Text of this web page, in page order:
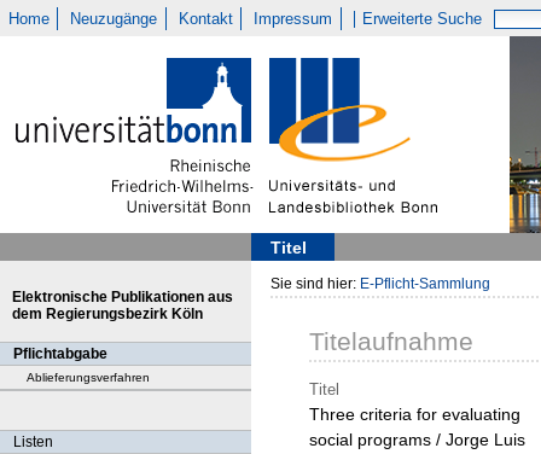
Home Neuzugänge Kontakt Impressum Erweiterte Suche
Titel
Elektronische Publikationen aus
dem Regierungsbezirk Köln
Pflichtabgabe
Ablieferungsverfahren
Listen
Sie sind hier: E-Pflicht-Sammlung
Titelaufnahme
Titel
Three criteria for evaluating
social programs / Jorge Luis